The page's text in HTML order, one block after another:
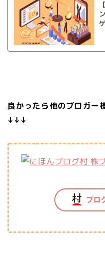
良かったら他のブロガー
↓↓↓